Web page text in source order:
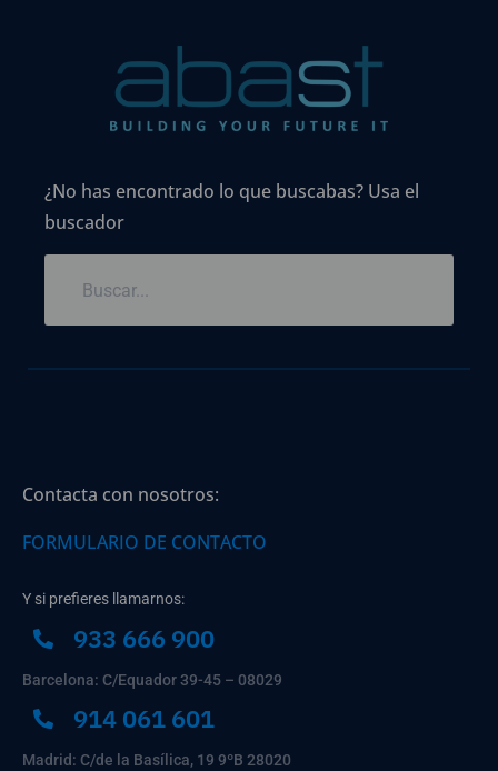
¿No has encontrado lo que buscabas? Usa el
buscador
Contacta con nosotros:
FORMULARIO DE CONTACTO
Y si prefieres llamarnos:
933 666 900
Barcelona: C/Equador 39-45 – 08029
914 061 601
Madrid: C/de la Basílica, 19 9ºB 28020